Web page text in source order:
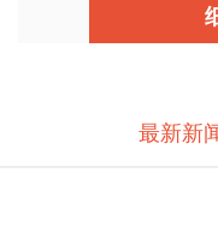
最新新